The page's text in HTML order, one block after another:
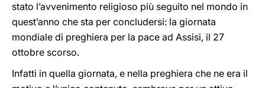
stato l’avvenimento religioso più seguito nel mondo in
quest’anno che sta per concludersi: la giornata
mondiale di preghiera per la pace ad Assisi, il 27
ottobre scorso.
Infatti in quella giornata, e nella preghiera che ne era il